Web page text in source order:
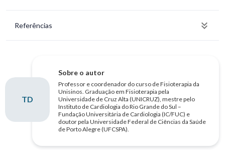
Referências
TD
Sobre o autor
Professor e coordenador do curso de Fisioterapia da
Unisinos. Graduação em Fisioterapia pela
Universidade de Cruz Alta (UNICRUZ), mestre pelo
Instituto de Cardiologia do Rio Grande do Sul –
Fundação Universitária de Cardiologia (IC/FUC) e
doutor pela Universidade Federal de Ciências da Saúde
de Porto Alegre (UFCSPA).